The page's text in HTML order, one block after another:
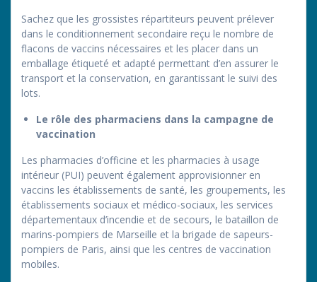
Sachez que les grossistes répartiteurs peuvent prélever
dans le conditionnement secondaire reçu le nombre de
flacons de vaccins nécessaires et les placer dans un
emballage étiqueté et adapté permettant d’en assurer le
transport et la conservation, en garantissant le suivi des
lots.
Le rôle des pharmaciens dans la campagne de
vaccination
Les pharmacies d’officine et les pharmacies à usage
intérieur (PUI) peuvent également approvisionner en
vaccins les établissements de santé, les groupements, les
établissements sociaux et médico-sociaux, les services
départementaux d’incendie et de secours, le bataillon de
marins-pompiers de Marseille et la brigade de sapeurs-
pompiers de Paris, ainsi que les centres de vaccination
mobiles.